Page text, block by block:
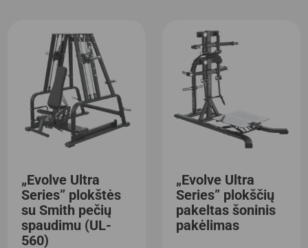
„Evolve Ultra
Series” plokštės
su Smith pečių
spaudimu (UL-
560)
„Evolve Ultra
Series” plokščių
pakeltas šoninis
pakėlimas